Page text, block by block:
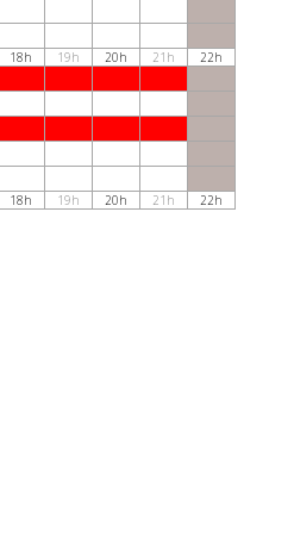
18h 19h 20h 21h 22h
18h 19h 20h 21h 22h